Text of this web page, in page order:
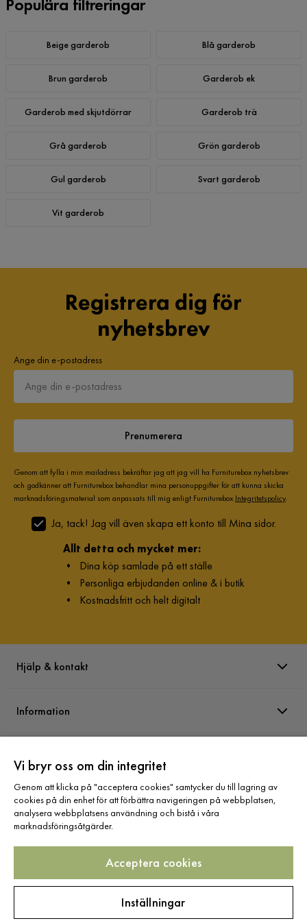
Populära filtreringar
Beige garderob Blå garderob
Brun garderob Garderob ek
Garderob med skjutdörrar Garderob trä
Grå garderob Grön garderob
Gul garderob Svart garderob
Vit garderob
Registrera dig för
nyhetsbrev
Ange din e-postadress
Prenumerera
Genom att fylla i min mailadress bekräftar jag att jag vill ha Furniturebox nyhetsbrev
och godkänner att Furniturebox behandlar mina personuppgifter för att kunna skicka
marknadsföringsmaterial som anpassats till mig enligt Furniturebox Integritetspolicy.
Ja, tack! Jag vill även skapa ett konto till Mina sidor.
Allt detta och mycket mer:
• Dina köp samlade på ett ställe
• Personliga erbjudanden online & i butik
• Kostnadsfritt och helt digitalt
Hjälp & kontakt
Information
Sortiment
Följ oss
Vi bryr oss om din integritet
Genom att klicka på "acceptera cookies" samtycker du till lagring av
cookies på din enhet för att förbättra navigeringen på webbplatsen,
analysera webbplatsens användning och bistå i våra
marknadsföringsåtgärder.
Acceptera cookies
Inställningar